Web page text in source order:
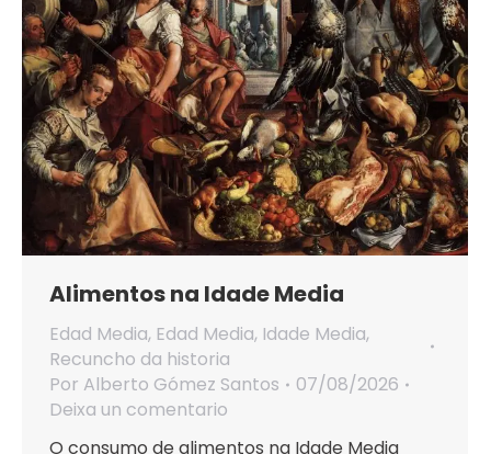
Alimentos na Idade Media
Edad Media, Edad Media, Idade Media,
Recuncho da historia
Por Alberto Gómez Santos
07/08/2026
Deixa un comentario
O consumo de alimentos na Idade Media